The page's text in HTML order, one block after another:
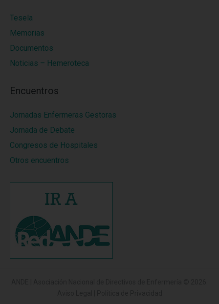
Tesela
Memorias
Documentos
Noticias – Hemeroteca
Encuentros
Jornadas Enfermeras Gestoras
Jornada de Debate
Congresos de Hospitales
Otros encuentros